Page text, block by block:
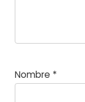
Nombre *